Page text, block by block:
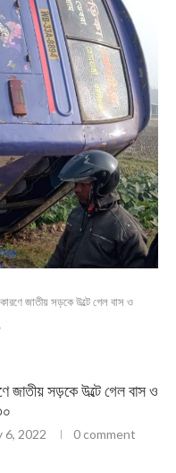
জাতীয় সড়কে উল্টে গেল বাস ও
জাতীয় সড়কে উল্টে গেল বাস ও
6, 2022 0 comment